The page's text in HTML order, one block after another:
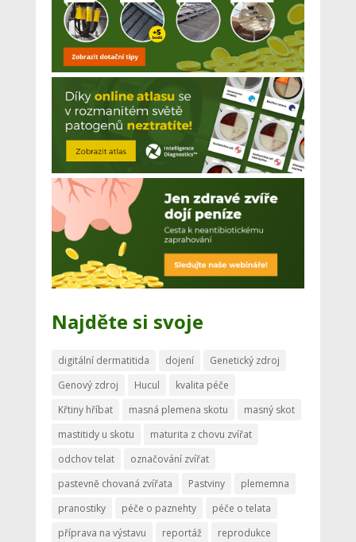
Najděte si svoje
digitální dermatitida dojení
Genetický zdroj
Genový zdroj
Hucul
kvalita péče
Křtiny hříbat
masná plemena skotu
masný skot
mastitidy u skotu
maturita z chovu zvířat
odchov telat
označování zvířat
pastevně chovaná zvířata
Pastviny
plememna
pranostiky
péče o paznehty
péče o telata
příprava na výstavu
reportáž reprodukce